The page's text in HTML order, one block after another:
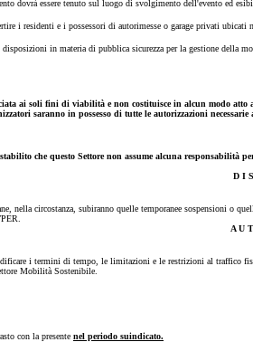
dovrà essere tenuto sul luogo di svolgimento dell'evento ed
i residenti e i possessori di autorimesse o garage privati
in materia di pubblica sicurezza per la gestione della
ai soli fini di viabilità e non costituisce in alcun modo
saranno in possesso di tutte le autorizzazioni
stabilito che questo Settore non assume alcuna
D I
nella circostanza, subiranno quelle temporanee sospensioni o
A U
i termini di tempo, le limitazioni e le restrizioni al traffico
Mobilità Sostenibile.
con la presente nel periodo suindicato.